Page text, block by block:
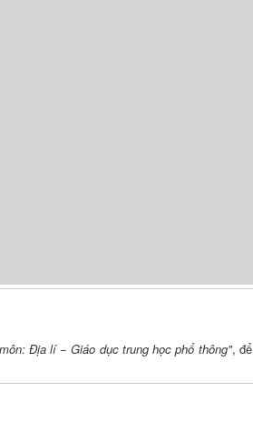
Địa lí − Giáo dục trung học phổ thông",